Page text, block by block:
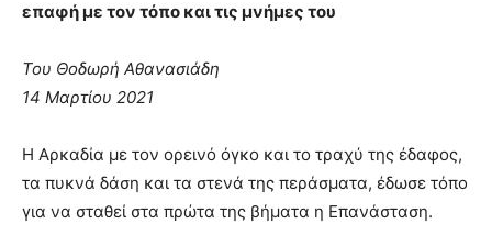
επαφή με τον τόπο και τις μνήμες του
Του Θοδωρή Αθανασιάδη
14 Μαρτίου 2021
Η Αρκαδία με τον ορεινό όγκο και το τραχύ της έδαφος,
τα πυκνά δάση και τα στενά της περάσματα, έδωσε τόπο
για να σταθεί στα πρώτα της βήματα η Επανάσταση.